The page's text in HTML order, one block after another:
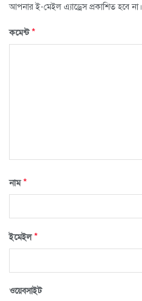
আপনার ই-মেইল এ্যাড্রেস প্রকাশিত হবে না।
কমেন্ট*
নাম*
ইমেইল*
ওয়েবসাইট